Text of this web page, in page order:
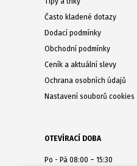
Často kladené dotazy
Dodací podmínky
Obchodní podmínky
Ceník a aktuální slevy
Ochrana osobních údajů
Nastavení souborů cookies
OTEVÍRACÍ DOBA
Po - Pá 08:00 – 15:30